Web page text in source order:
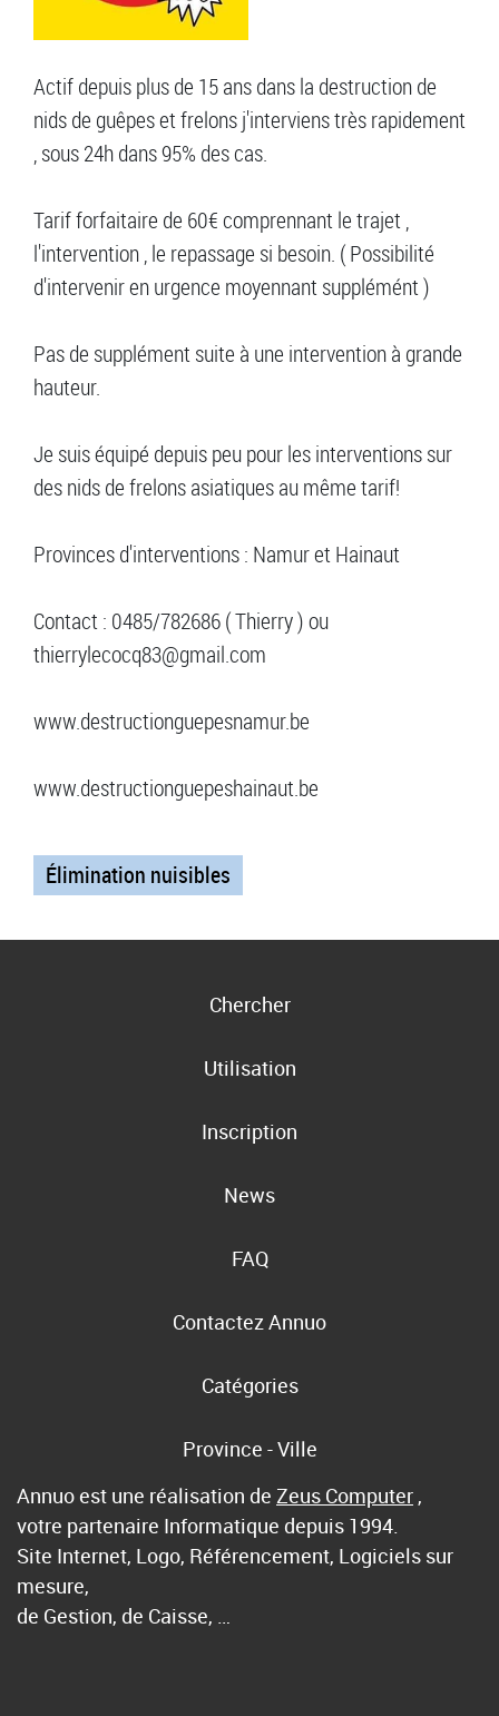
Actif depuis plus de 15 ans dans la destruction de
nids de guêpes et frelons j'interviens très rapidement
, sous 24h dans 95% des cas.
Tarif forfaitaire de 60€ comprennant le trajet ,
l'intervention , le repassage si besoin. ( Possibilité
d'intervenir en urgence moyennant supplémént )
Pas de supplément suite à une intervention à grande
hauteur.
Je suis équipé depuis peu pour les interventions sur
des nids de frelons asiatiques au même tarif!
Provinces d'interventions : Namur et Hainaut
Contact : 0485/782686 ( Thierry ) ou
thierrylecocq83@gmail.com
www.destructionguepesnamur.be
www.destructionguepeshainaut.be
Élimination nuisibles
Chercher
Utilisation
Inscription
News
FAQ
Contactez Annuo
Catégories
Province - Ville
Annuo est une réalisation de Zeus Computer ,
votre partenaire Informatique depuis 1994.
Site Internet, Logo, Référencement, Logiciels sur
mesure,
de Gestion, de Caisse, …